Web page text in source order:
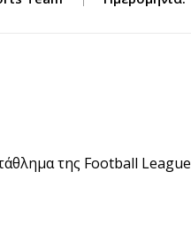
της Football League